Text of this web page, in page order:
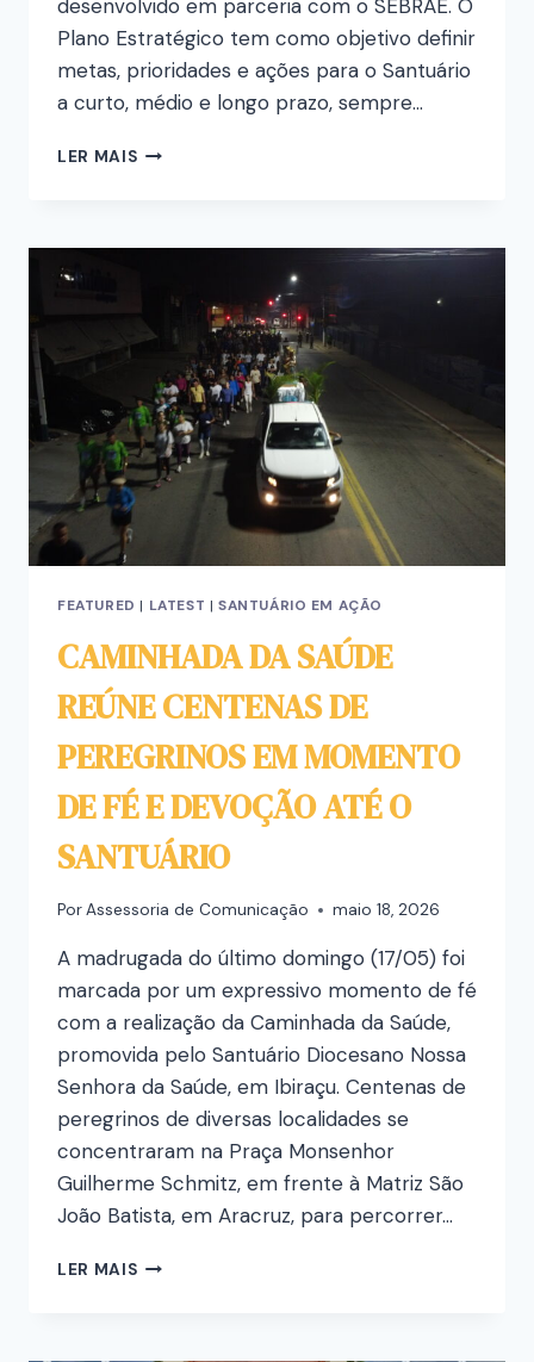
desenvolvido em parceria com o SEBRAE. O
Plano Estratégico tem como objetivo definir
metas, prioridades e ações para o Santuário
a curto, médio e longo prazo, sempre…
LER MAIS
FEATURED | LATEST | SANTUÁRIO EM AÇÃO
CAMINHADA DA SAÚDE
REÚNE CENTENAS DE
PEREGRINOS EM MOMENTO
DE FÉ E DEVOÇÃO ATÉ O
SANTUÁRIO
PorAssessoria de Comunicação maio 18, 2026
A madrugada do último domingo (17/05) foi
marcada por um expressivo momento de fé
com a realização da Caminhada da Saúde,
promovida pelo Santuário Diocesano Nossa
Senhora da Saúde, em Ibiraçu. Centenas de
peregrinos de diversas localidades se
concentraram na Praça Monsenhor
Guilherme Schmitz, em frente à Matriz São
João Batista, em Aracruz, para percorrer…
LER MAIS